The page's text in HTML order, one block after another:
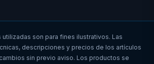
utilizadas son para fines ilustrativos. Las
descripciones y precios de los artículos
sin previo aviso. Los productos se